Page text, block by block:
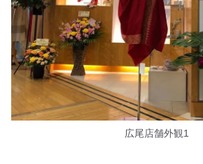
広尾店舗外観1